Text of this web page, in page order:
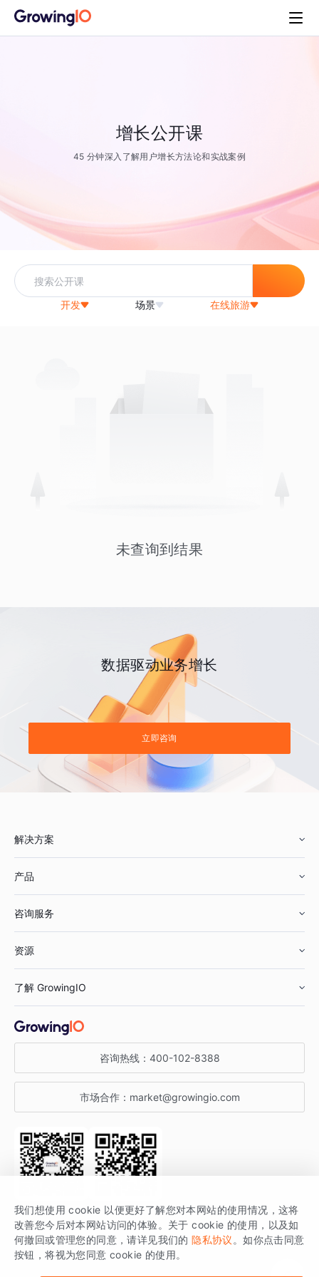
增长公开课
45 分钟深入了解用户增长方法论和实战案例
开发 场景 在线旅游
未查询到结果
数据驱动业务增长
立即咨询
解决方案
鞋服行业
汽车行业
金融行业
产品
智能运营
获客分析
咨询服务
资源
增长公开课
增长博客
开发者文档
SDK 文档
场景指南
了解 GrowingIO
关于 GrowingIO
增长大会
行业活动
咨询热线： 400-102-8388
市场合作： market@growingio.com
关注公众号 获取更多干货
GrowingIO 是专注于数据智能分析与增长的品牌，核心平台为 GrowingIO
分析云。
我们想使用 cookie 以便更好了解您对本网站的使用情况，这将
改善您今后对本网站访问的体验。关于 cookie 的使用，以及如
何撤回或管理您的同意，请详见我们的 隐私协议 。如你点击同意
按钮，将视为您同意 cookie 的使用。